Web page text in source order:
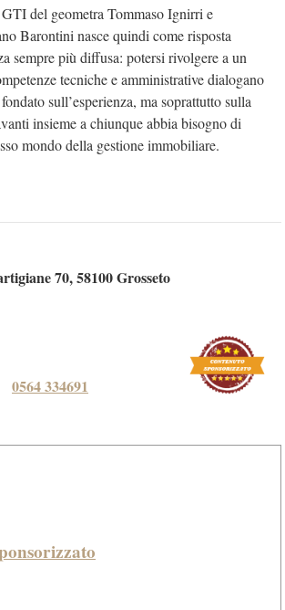
del geometra Tommaso Ignirri e
Barontini nasce quindi come risposta
sempre più diffusa: potersi rivolgere a un
tecniche e amministrative dialogano
sull’esperienza, ma soprattutto sulla
insieme a chiunque abbia bisogno di
mondo della gestione immobiliare.
70, 58100 Grosseto
0564 334691